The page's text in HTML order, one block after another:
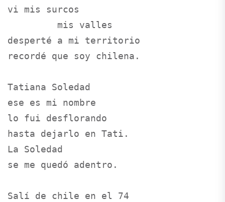
vi mis surcos
mis valles
desperté a mi territorio
recordé que soy chilena.
Tatiana Soledad
ese es mi nombre
lo fui desflorando
hasta dejarlo en Tati.
La Soledad
se me quedó adentro.
Salí de chile en el 74